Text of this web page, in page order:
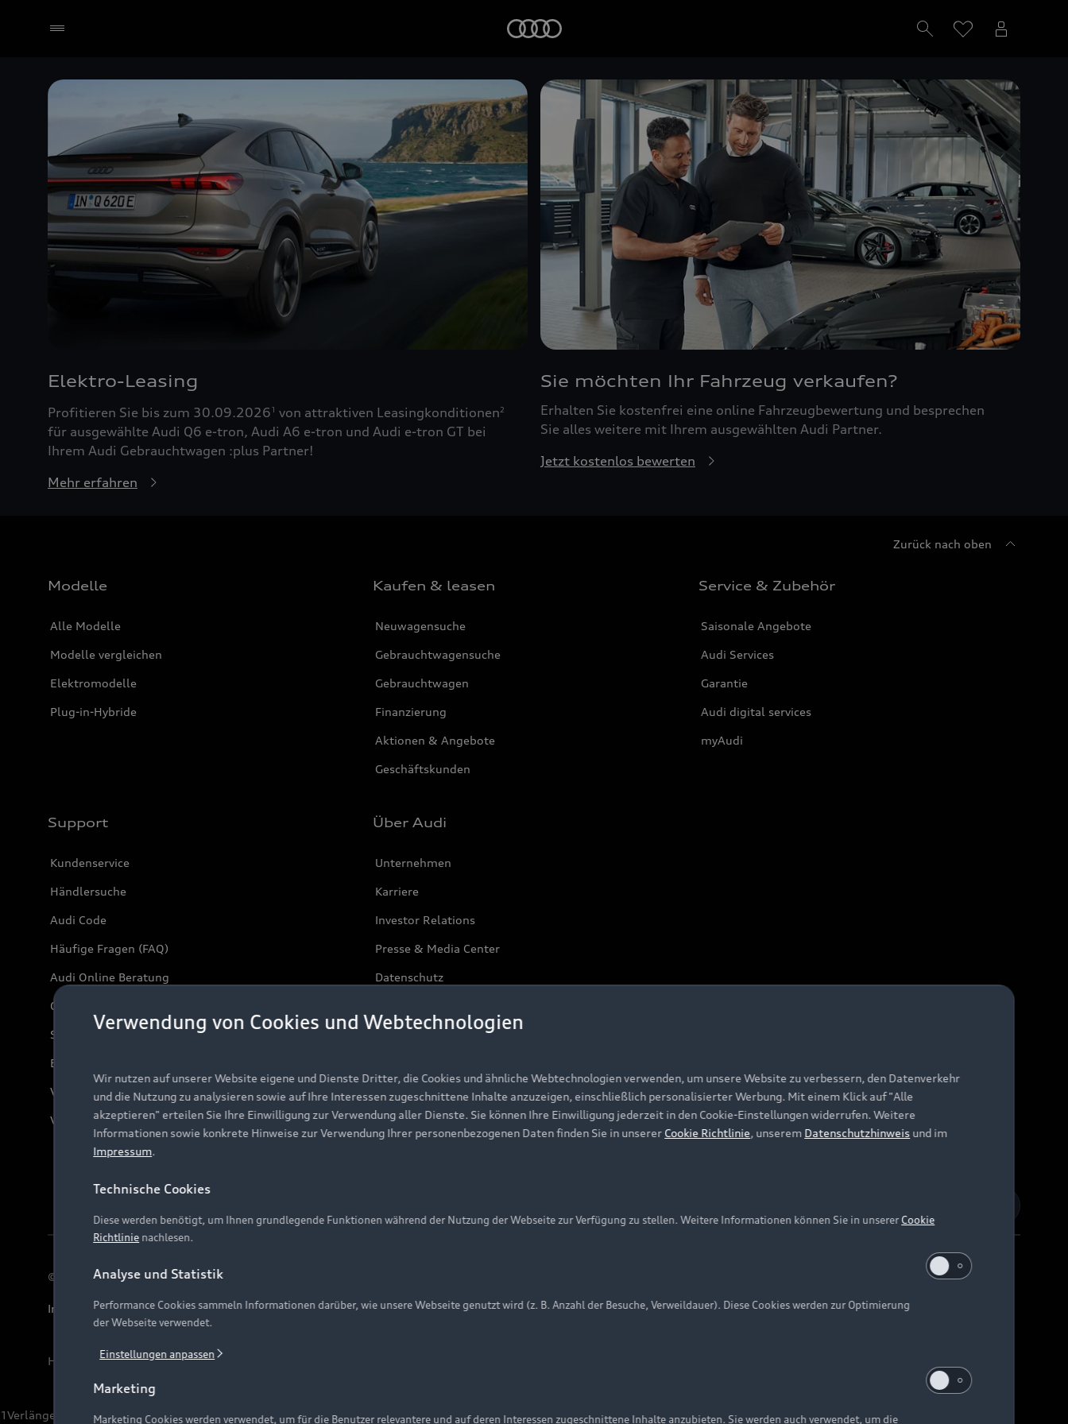
Elektro-Leasing
Profitieren Sie bis zum 30.09.20261 von attraktiven Leasingkonditionen2
für ausgewählte Audi Q6 e-tron, Audi A6 e-tron und Audi e-tron GT bei
Ihrem Audi Gebrauchtwagen :plus Partner!
Mehr erfahren
Sie möchten Ihr Fahrzeug verkaufen?
Erhalten Sie kostenfrei eine online Fahrzeugbewertung und besprechen
Sie alles weitere mit Ihrem ausgewählten Audi Partner.
Jetzt kostenlos bewerten
Zurück nach oben
Modelle
Alle Modelle
Modelle vergleichen
Elektromodelle
Plug-in-Hybride
Kaufen & leasen
Neuwagensuche
Gebrauchtwagensuche
Gebrauchtwagen
Finanzierung
Aktionen & Angebote
Geschäftskunden
Service & Zubehör
Saisonale Angebote
Audi Services
Garantie
Audi digital services
myAudi
Support
Kundenservice
Händlersuche
Audi Code
Häufige Fragen (FAQ)
Audi Online Beratung
Online-Terminvereinbarung
Servicekontakt
Bordbuch & Bedienungsanleitungen
Verträge kündigen
Vertrag widerrufen
Über Audi
Unternehmen
Karriere
Investor Relations
Presse & Media Center
Datenschutz
© 2026 AUDI AG. Alle Rechte vorbehalten
Impressum Rechtliches Hinweisgebersystem Datenschutzinformation Cookie-Einstellungen Cookie-Richtlinie Barrierefreiheit Digital Services Act
Hinweis: Die aktuelle Darstellung und Anordnung der Embleme am Fahrzeug bei allen Abbildungen auf dieser Webseite kann abweichen.
1Verlängerung vorbehalten.
Verwendung von Cookies und Webtechnologien
Wir nutzen auf unserer Website eigene und Dienste Dritter, die Cookies und ähnliche Webtechnologien verwenden, um unsere Website zu verbessern, den Datenverkehr
und die Nutzung zu analysieren sowie auf Ihre Interessen zugeschnittene Inhalte anzuzeigen, einschließlich personalisierter Werbung. Mit einem Klick auf "Alle
akzeptieren" erteilen Sie Ihre Einwilligung zur Verwendung aller Dienste. Sie können Ihre Einwilligung jederzeit in den Cookie-Einstellungen widerrufen. Weitere
Informationen sowie konkrete Hinweise zur Verwendung Ihrer personenbezogenen Daten finden Sie in unserer Cookie Richtlinie, unserem Datenschutzhinweis und im
Impressum.
Technische Cookies
Diese werden benötigt, um Ihnen grundlegende Funktionen während der Nutzung der Webseite zur Verfügung zu stellen. Weitere Informationen können Sie in unsererCookie
Richtlinie nachlesen.
Analyse und Statistik
Performance Cookies sammeln Informationen darüber, wie unsere Webseite genutzt wird (z. B. Anzahl der Besuche, Verweildauer). Diese Cookies werden zur Optimierung
der Webseite verwendet.
Einstellungen anpassen
Marketing
Marketing Cookies werden verwendet, um für die Benutzer relevantere und auf deren Interessen zugeschnittene Inhalte anzubieten. Sie werden auch verwendet, um die